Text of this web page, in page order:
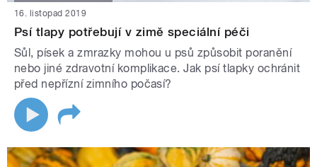
16. listopad 2019
Psí tlapy potřebují v zimě speciální péči
Sůl, písek a zmrazky mohou u psů způsobit poranění
nebo jiné zdravotní komplikace. Jak psí tlapky ochránit
před nepřízní zimního počasí?